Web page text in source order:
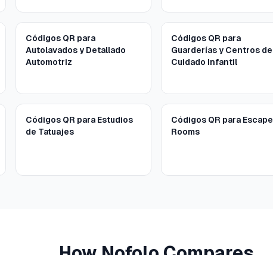
Códigos QR para
Autolavados y Detallado
Automotriz
Códigos QR para
Guarderías y Centros de
Cuidado Infantil
Códigos QR para Estudios
de Tatuajes
Códigos QR para Escape
Rooms